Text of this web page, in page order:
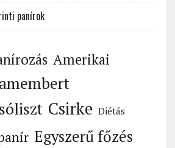
panírok
Amerikai
Csirke Diétás
Egyszerű főzés